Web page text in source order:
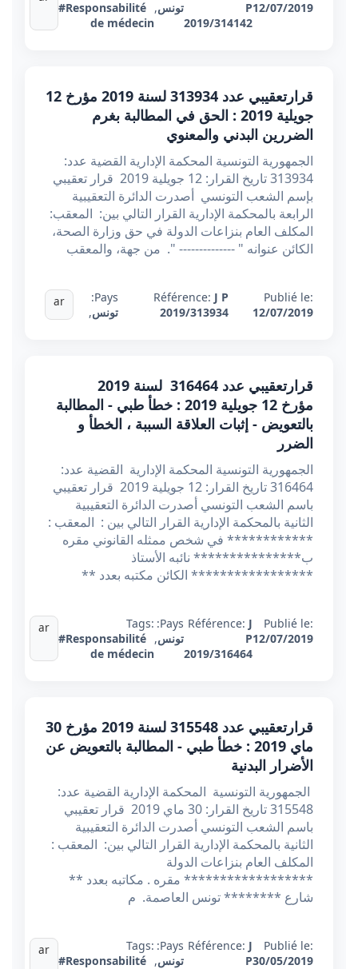
12/07/2019
P
2019/314142
تونس,
#Responsabilité
de médecin
قرارتعقيبي عدد 313934 ​​​​​​​لسنة 2019 مؤرخ 12
جويلية 2019 : الحق في المطالبة بغرم
الضررين البدني والمعنوي
الجمهورية التونسية المحكمة الإدارية القضية عدد:
313934 تاريخ القرار: 12 جويلية 2019 قرار تعقيبي
بإسم الشعب التونسي أصدرت الدائرة التعقيبية
الرابعة بالمحكمة الإدارية القرار التالي بين: المعقب:
المكلف العام بنزاعات الدولة في حق وزارة الصحة،
الكائن عنوانه " -------------- ". من جهة، والمعقب
Publié le:
12/07/2019
Référence: J P
2019/313934
Pays:
تونس,
ar
قرارتعقيبي عدد 316464 لسنة 2019
مؤرخ 12 جويلية 2019 : خطأ طبي - المطالبة
بالتعويض - إثبات العلاقة السببة ، الخطأ و
الضرر
الجمهورية التونسية المحكمة الإدارية القضية عدد:
316464 تاريخ القرار: 12 جويلية 2019 قرار تعقيبي
باسم الشعب التونسي أصدرت الدائرة التعقيبية
الثانية بالمحكمة الإدارية القرار التالي بين : المعقب :
************ في شخص ممثله القانوني مقره
ب*************** نائبه الأستاذ
***************** الكائن مكتبه بعدد **
Publié le:
12/07/2019
Référence: J
P
2019/316464
Pays:
تونس,
Tags:
#Responsabilité
de médecin
ar
قرارتعقيبي عدد 315548 ​​​​​​​لسنة 2019 مؤرخ 30
ماي 2019 : خطأ طبي - المطالبة بالتعويض عن
الأضرار البدنية
الجمهورية التونسية المحكمة الإدارية القضية عدد:
315548 تاريخ القرار: 30 ماي 2019 قرار تعقيبي
باسم الشعب التونسي أصدرت الدائرة التعقيبية
الثانية بالمحكمة الإدارية القرار التالي بين: المعقب :
المكلف العام بنزاعات الدولة
****************** مقره . مکاتبه بعدد **
شارع ******** تونس العاصمة. م
Publié le:
30/05/2019
Référence: J
P
Pays:
تونس,
Tags:
#Responsabilité
ar